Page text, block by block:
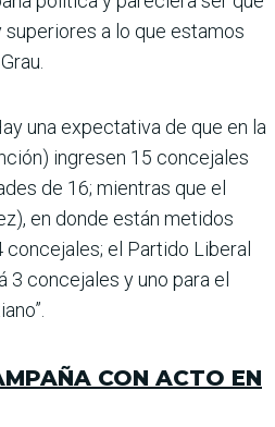
superio­res a lo que estamos
una expectativa de que en la
ingresen 15 concejales
de 16; mientras que el
en donde están metidos
el Partido Liberal
3 con­cejales y uno para el
CON ACTO EN